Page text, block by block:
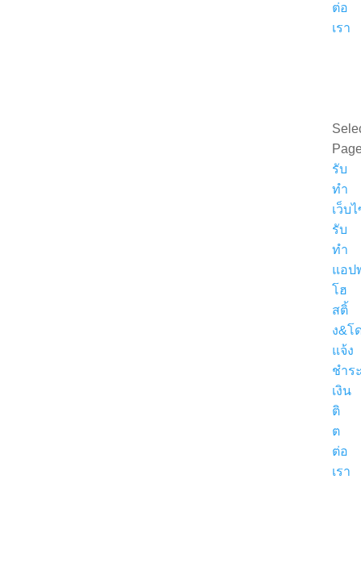
ต่อ
เรา
รับ
ทำ
เว็บ
รับ
ทำ
แอป
โฮ
สติ้
ง&โ
แจ้ง
ชำร
เงิน
ติ
ต
ต่อ
เรา